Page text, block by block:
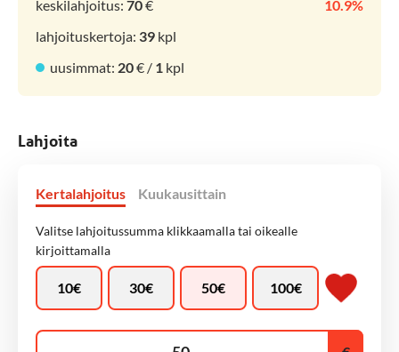
keskilahjoitus: 70€
lahjoituskertoja: 39 kpl
uusimmat: 20€ / 1 kpl
10.9%
Lahjoita
Kertalahjoitus Kuukausittain
Valitse lahjoitussumma klikkaamalla tai oikealle
kirjoittamalla
10€ 30€ 50€ 100€